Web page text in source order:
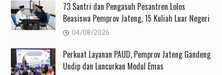
73 Santri dan Pengasuh Pesantren Lolos
Beasiswa Pemprov Jateng, 15 Kuliah Luar Negeri
04/08/2026
Perkuat Layanan PAUD, Pemprov Jateng Gandeng
Undip dan Luncurkan Modul Emas